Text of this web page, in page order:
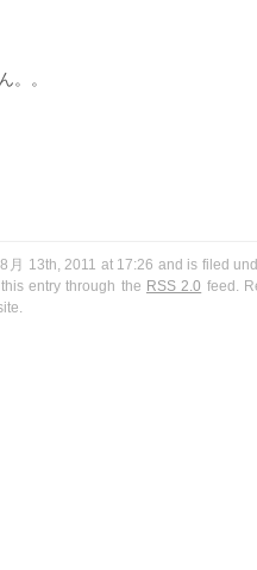
。。
月 13th, 2011 at 17:26 and is filed
entry through the RSS 2.0 feed.